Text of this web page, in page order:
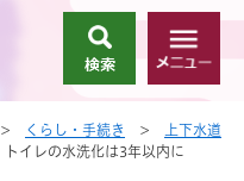
索
メ
ニ
ー
> くらし・手続き >
上下水道
トイレの水洗化は3年以内に